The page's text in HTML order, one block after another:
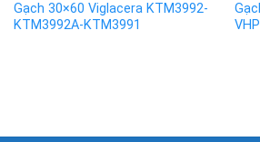
Gạch 30×60 Viglacera KTM3992-
KTM3992A-KTM3991